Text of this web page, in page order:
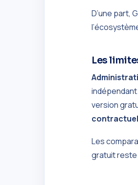
D’une part,
Les
indépendant.
version
Les
gratuit reste